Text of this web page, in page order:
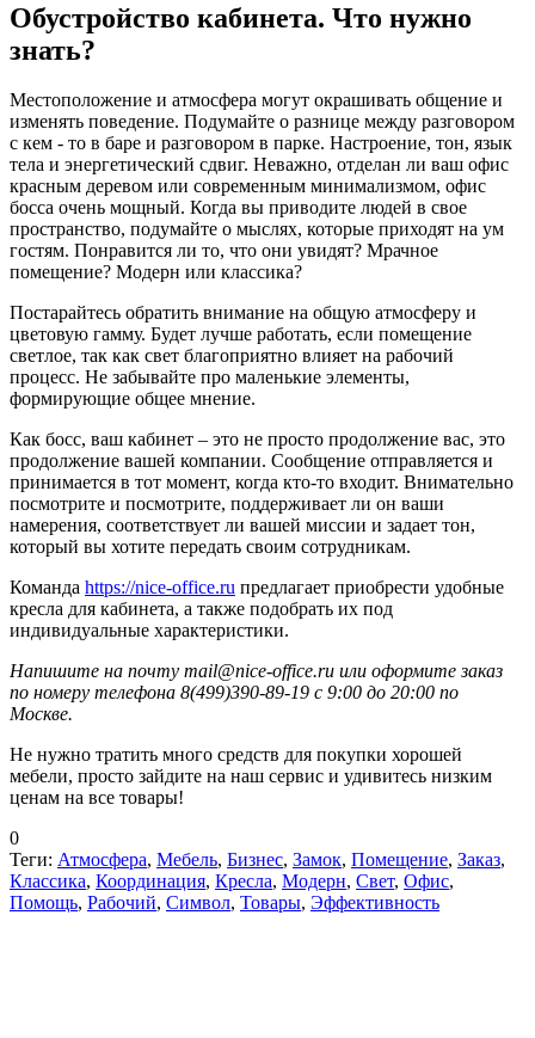
Обустройство кабинета. Что нужно
знать?
Местоположение и атмосфера могут окрашивать общение и
изменять поведение. Подумайте о разнице между разговором
с кем - то в баре и разговором в парке. Настроение, тон, язык
тела и энергетический сдвиг. Неважно, отделан ли ваш офис
красным деревом или современным минимализмом, офис
босса очень мощный. Когда вы приводите людей в свое
пространство, подумайте о мыслях, которые приходят на ум
гостям. Понравится ли то, что они увидят? Мрачное
помещение? Модерн или классика?
Постарайтесь обратить внимание на общую атмосферу и
цветовую гамму. Будет лучше работать, если помещение
светлое, так как свет благоприятно влияет на рабочий
процесс. Не забывайте про маленькие элементы,
формирующие общее мнение.
Как босс, ваш кабинет – это не просто продолжение вас, это
продолжение вашей компании. Сообщение отправляется и
принимается в тот момент, когда кто-то входит. Внимательно
посмотрите и посмотрите, поддерживает ли он ваши
намерения, соответствует ли вашей миссии и задает тон,
который вы хотите передать своим сотрудникам.
Команда https://nice-office.ru предлагает приобрести удобные
кресла для кабинета, а также подобрать их под
индивидуальные характеристики.
Напишите на почту mail@nice-office.ru или оформите заказ
по номеру телефона 8(499)390-89-19 с 9:00 до 20:00 по
Москве.
Не нужно тратить много средств для покупки хорошей
мебели, просто зайдите на наш сервис и удивитесь низким
ценам на все товары!
0
Теги: Атмосфера, Мебель, Бизнес, Замок, Помещение, Заказ,
Классика, Координация, Кресла, Модерн, Свет, Офис,
Помощь, Рабочий, Символ, Товары, Эффективность